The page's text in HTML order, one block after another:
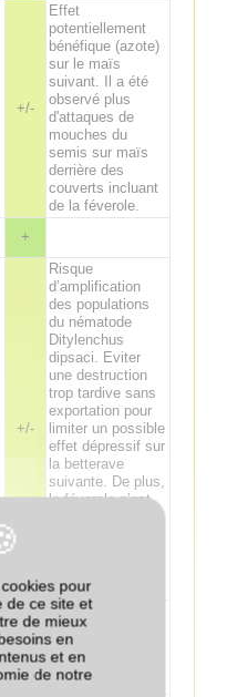
+/-
Effet
potentiellement
bénéfique (azote)
sur le maïs
suivant. Il a été
observé plus
d'attaques de
mouches du
semis sur maïs
derrière des
couverts incluant
de la féverole.
+
+/-
Risque
d’amplification
des populations
du nématode
Ditylenchus
dipsaci. Eviter
une destruction
trop tardive sans
exportation pour
limiter un possible
effet dépressif sur
la betterave
suivante. De plus,
la féverole n’est
rhizoctone brun.
+
Effet
potentiellement
bénéfique sur la
fertilisation de la
pomme de terre.
pour
de ce site et
de mieux
en
et en
de notre